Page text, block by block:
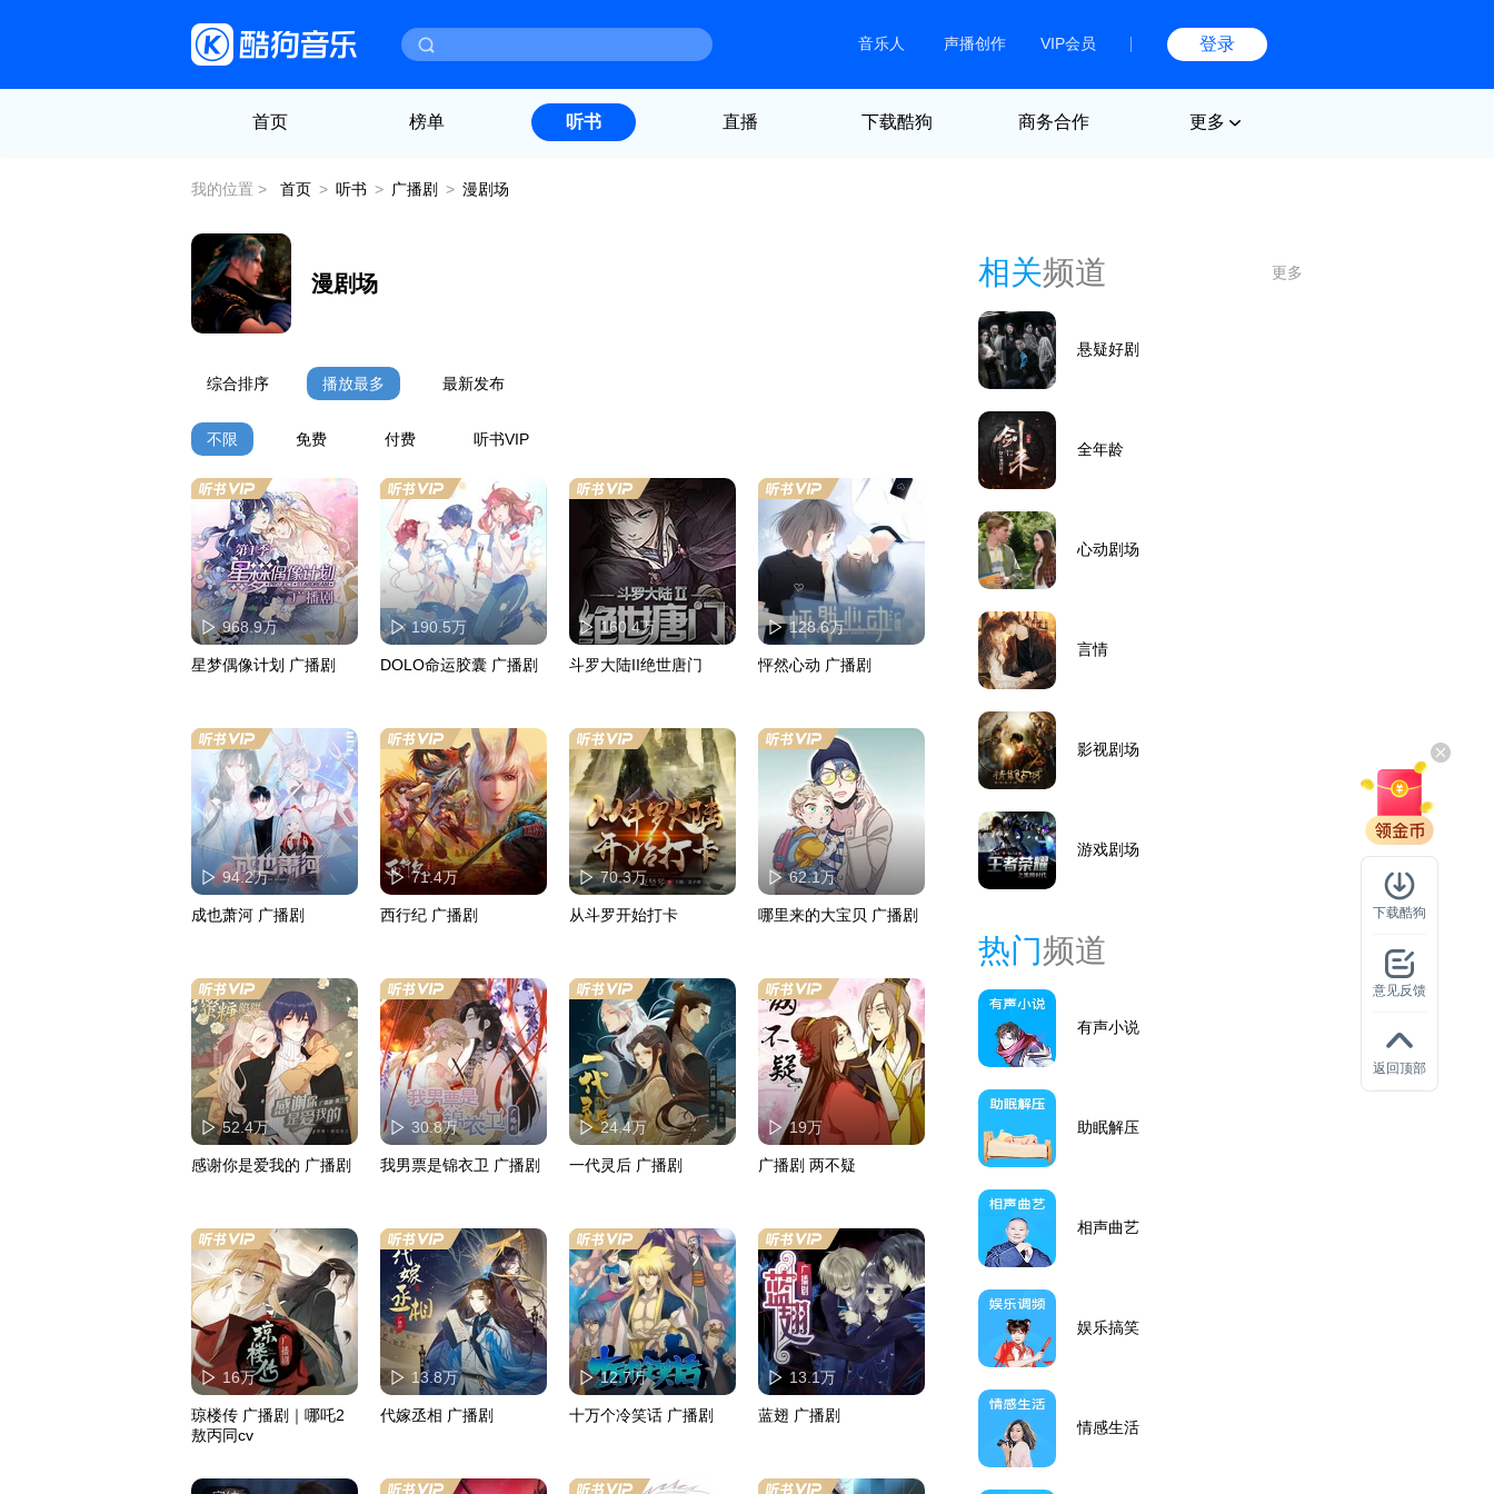
音乐人 声播创作 VIP会员 登录
首页 榜单 听书 直播 下载酷狗 商务合作 更多
我的位置 > 首页 > 听书 > 广播剧 > 漫剧场
漫剧场
综合排序 播放最多 最新发布
不限 免费 付费 听书VIP
968.9万
星梦偶像计划 广播剧
190.5万
DOLO命运胶囊 广播剧
160.4万
斗罗大陆II绝世唐门
128.6万
怦然心动 广播剧
94.2万
成也萧河 广播剧
71.4万
西行纪 广播剧
70.3万
从斗罗开始打卡
62.1万
哪里来的大宝贝 广播剧
52.4万
感谢你是爱我的 广播剧
30.8万
我男票是锦衣卫 广播剧
24.4万
一代灵后 广播剧
19万
广播剧 两不疑
16万
琼楼传 广播剧｜哪吒2
敖丙同cv
13.8万
代嫁丞相 广播剧
12.7万
十万个冷笑话 广播剧
13.1万
蓝翅 广播剧
相关频道 更多
悬疑好剧
全年龄
心动剧场
言情
影视剧场
游戏剧场
热门频道
有声小说
助眠解压
相声曲艺
娱乐搞笑
情感生活
下载酷狗
意见反馈
返回顶部